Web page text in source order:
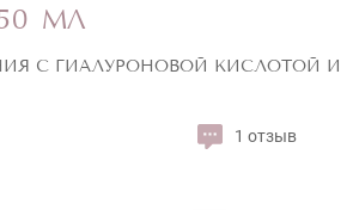
МЛ
С ГИАЛУРОНОВОЙ КИСЛОТОЙ И
1 отзыв